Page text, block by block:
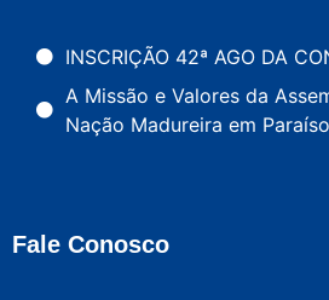
INSCRIÇÃO 42ª AGO DA
A Missão e Valores da
Nação Madureira em
Fale Conosco